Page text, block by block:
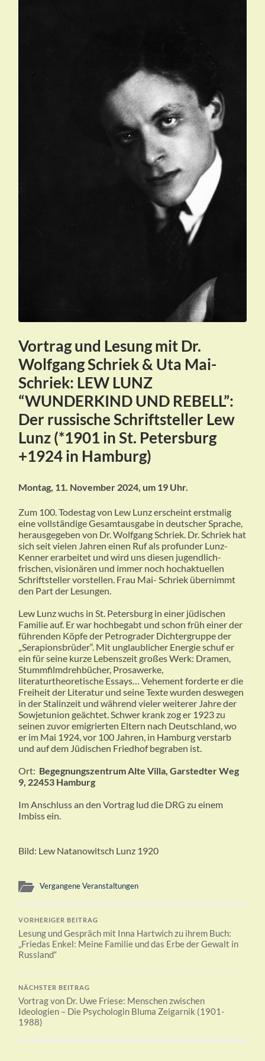
Vortrag und Lesung mit Dr.
Wolfgang Schriek & Uta Mai-
Schriek: LEW LUNZ
“WUNDERKIND UND REBELL”:
Der russische Schriftsteller Lew
Lunz (*1901 in St. Petersburg
+1924 in Hamburg)
Montag, 11. November 2024, um 19 Uhr.
Zum 100. Todestag von Lew Lunzerscheint erstmalig
eine vollständigeGesamtausgabe in deutscherSprache,
herausgegeben von Dr. Wolfgang Schriek. Dr. Schriek hat
sich seit vielen Jahreneinen Ruf als profunder Lunz-
Kennererarbeitet und wird uns diesen jugendlich-
frischen, visionären und immer noch hochaktuellen
Schriftsteller vorstellen. Frau Mai-Schriek übernimmt
den Part der Lesungen.
Lew Lunz wuchs in St. Petersburg in einer jüdischen
Familieauf. Er war hochbegabt und schonfrüh einer der
führenden Köpfe der Petrograder Dichtergruppe der
„Serapionsbrüder“. Mit unglaublicher Energie schuf er
ein für seine kurze Lebenszeit großes Werk: Dramen,
Stummfilmdrehbücher, Prosawerke,
literaturtheoretische Essays… Vehement forderte er die
Freiheit der Literatur und seine Texte wurden deswegen
in der Stalinzeit und während vieler weiterer Jahre der
Sowjetunion geächtet. Schwer krank zog er 1923 zu
seinen zuvor emigrierten Eltern nach Deutschland, wo
er im Mai 1924, vor 100 Jahren, in Hamburg verstarb
und auf dem Jüdischen Friedhof begraben ist.
Ort: Begegnungszentrum Alte Villa, Garstedter Weg
9, 22453 Hamburg
Im Anschluss an den Vortrag lud die DRG zu einem
Imbiss ein.
Bild: Lew Natanowitsch Lunz 1920
Vergangene Veranstaltungen
VORHERIGER BEITRAG
Lesung und Gespräch mit Inna Hartwich zu ihrem Buch:
„Friedas Enkel: Meine Familie und das Erbe der Gewalt in
Russland“
NÄCHSTER BEITRAG
Vortrag von Dr. Uwe Friese: Menschen zwischen
Ideologien – Die Psychologin Bluma Zeigarnik (1901-
1988)